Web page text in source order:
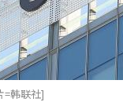
=韩联社]